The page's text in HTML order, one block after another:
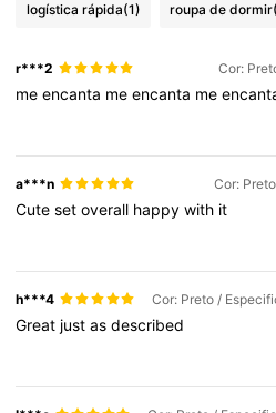
logística rápida(1) roupa de dormir
r***2 Cor:
meencanta meencanta me
a***n Cor:
Cutesetoverall happywith it
h***4
Great justasdescribed